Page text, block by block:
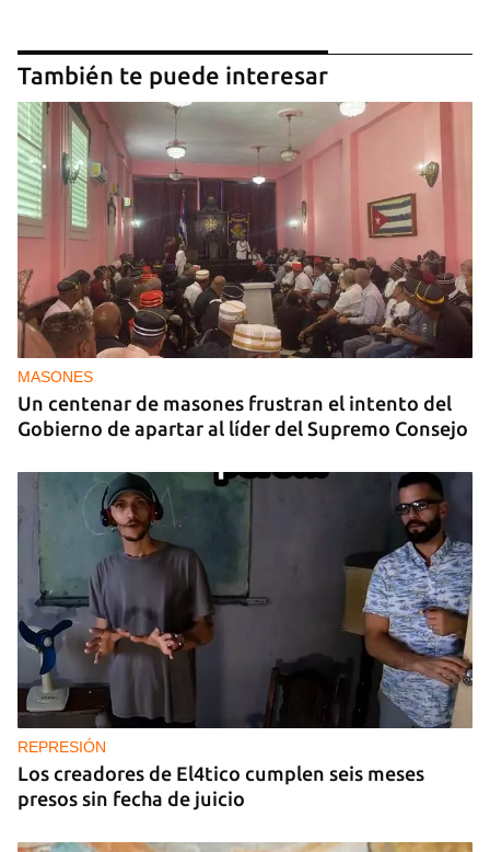
También te puede interesar
MASONES
Un centenar de masones frustran el intento del
Gobierno de apartar al líder del Supremo Consejo
REPRESIÓN
Los creadores de El4tico cumplen seis meses
presos sin fecha de juicio